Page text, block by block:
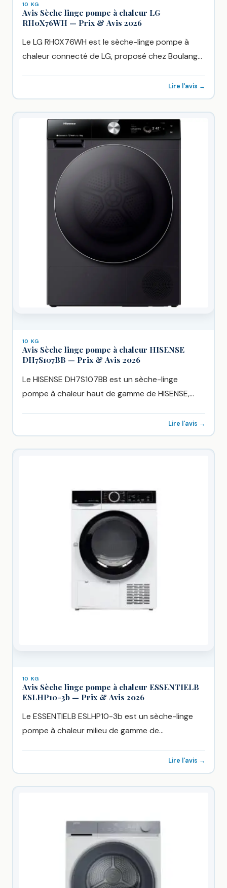
10 KG
Avis Sèche linge pompe à chaleur LG
RH0X76WH — Prix & Avis 2026
Le LG RH0X76WH est le sèche-linge pompe à
chaleur connecté de LG, proposé chez Boulanger
Lire l'avis →
10 KG
Avis Sèche linge pompe à chaleur HISENSE
DH7S107BB — Prix & Avis 2026
Le HISENSE DH7S107BB est un sèche-linge
pompe à chaleur haut de gamme de HISENSE,
Lire l'avis →
10 KG
Avis Sèche linge pompe à chaleur ESSENTIELB
ESLHP10-3b — Prix & Avis 2026
Le ESSENTIELB ESLHP10-3b est un sèche-linge
pompe à chaleur milieu de gamme de
Lire l'avis →